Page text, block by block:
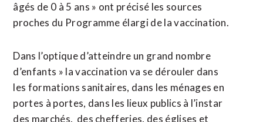
âgés de 0 à 5 ans » ont précisé les sources
proches du Programme élargi de la vaccination.
Dans l’optique d’atteindre un grand nombre
d’enfants » la vaccination va se dérouler dans
les formations sanitaires, dans les ménages en
portes à portes, dans les lieux publics à l’instar
des marchés, des chefferies, des églises et